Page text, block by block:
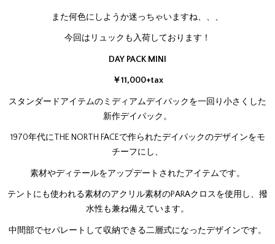
また何色にしようか迷っちゃいますね、、、
今回はリュックも入荷しております！
DAY PACK MINI
￥11,000+tax
スタンダードアイテムのミディアムデイパックを一回り小さくした
新作デイパック。
1970年代にTHE NORTH FACEで作られたデイパックのデザインをモ
チーフにし、
素材やディテールをアップデートされたアイテムです。
テントにも使われる素材のアクリル素材のPARAクロスを使用し、撥
水性も兼ね備えています。
中間部でセパレートして収納できる二層式になったデザインです。